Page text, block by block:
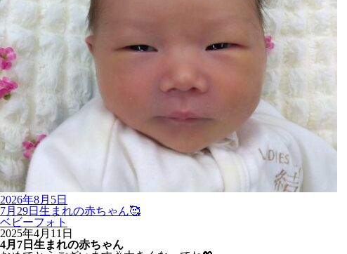
2026年8月5日
7月29日生まれの赤ちゃん🥰
ベビーフォト
2025年4月11日
4月7日生まれの赤ちゃん